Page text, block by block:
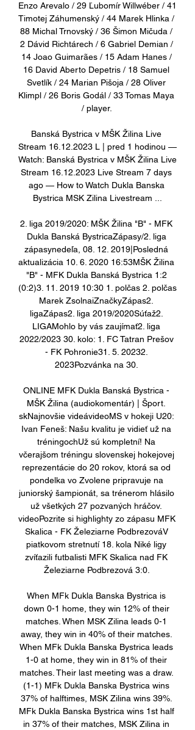
Enzo Arevalo / 29 Ľubomír Willwéber / 41
Timotej Záhumenský / 44 Marek Hlinka /
88 Michal Trnovský / 36 Šimon Mičuda /
2 Dávid Richtárech / 6 Gabriel Demian /
14 Joao Guimarães / 15 Adam Hanes /
16 David Aberto Depetris / 18 Samuel
Svetlík / 24 Marian Pišoja / 28 Oliver
Klimpl / 26 Boris Godál / 33 Tomas Maya
/ player.
Banská Bystrica v MŠK Žilina Live
Stream 16.12.2023 L | pred 1 hodinou —
Watch: Banská Bystrica v MŠK Žilina Live
Stream 16.12.2023 Live Stream 7 days
ago — How to Watch Dukla Banska
Bystrica MSK Zilina Livestream ...
2. liga 2019/2020: MŠK Žilina "B" - MFK
Dukla Banská BystricaZápasy/2. liga
zápasynedeľa, 08. 12. 2019|Posledná
aktualizácia 10. 6. 2020 16:53MŠK Žilina
"B" - MFK Dukla Banská Bystrica 1:2
(0:2)3. 11. 2019 10:30 1. polčas 2. polčas
Marek ZsolnaiZnačkyZápas2.
ligaZápas2. liga 2019/2020Súťaž2.
LIGAMohlo by vás zaujímať2. liga
2022/2023 30. kolo: 1. FC Tatran Prešov
- FK Pohronie31. 5. 20232.
2023Pozvánka na 30.
ONLINE MFK Dukla Banská Bystrica -
MŠK Žilina (audiokomentár) | Šport.
skNajnovšie videávideoMS v hokeji U20:
Ivan Feneš: Našu kvalitu je vidieť už na
tréningochUž sú kompletní! Na
včerajšom tréningu slovenskej hokejovej
reprezentácie do 20 rokov, ktorá sa od
pondelka vo Zvolene pripravuje na
juniorský šampionát, sa trénerom hlásilo
už všetkých 27 pozvaných hráčov.
videoPozrite si highlighty zo zápasu MFK
Skalica - FK Železiarne PodbrezováV
piatkovom stretnutí 18. kola Niké ligy
zvíťazili futbalisti MFK Skalica nad FK
Železiarne Podbrezová 3:0.
When MFk Dukla Banska Bystrica is
down 0-1 home, they win 12% of their
matches. When MSK Zilina leads 0-1
away, they win in 40% of their matches.
When MFk Dukla Banska Bystrica leads
1-0 at home, they win in 81% of their
matches. Their last meeting was a draw.
(1-1) MFk Dukla Banska Bystrica wins
37% of halftimes, MSK Zilina wins 39%.
MFk Dukla Banska Bystrica wins 1st half
in 37% of their matches, MSK Zilina in